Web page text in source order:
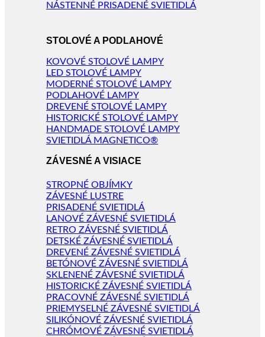
NÁSTENNÉ PRISADENÉ SVIETIDLÁ
STOLOVÉ A PODLAHOVÉ
KOVOVÉ STOLOVÉ LAMPY
LED STOLOVÉ LAMPY
MODERNÉ STOLOVÉ LAMPY
PODLAHOVÉ LAMPY
DREVENÉ STOLOVÉ LAMPY
HISTORICKÉ STOLOVÉ LAMPY
HANDMADE STOLOVÉ LAMPY
SVIETIDLÁ MAGNETICO®
ZÁVESNÉ A VISIACE
STROPNÉ OBJÍMKY
ZÁVESNÉ LUSTRE
PRISADENÉ SVIETIDLÁ
LANOVÉ ZÁVESNÉ SVIETIDLÁ
RETRO ZÁVESNÉ SVIETIDLÁ
DETSKÉ ZÁVESNÉ SVIETIDLÁ
DREVENÉ ZÁVESNÉ SVIETIDLÁ
BETÓNOVÉ ZÁVESNÉ SVIETIDLÁ
SKLENENÉ ZÁVESNÉ SVIETIDLÁ
HISTORICKÉ ZÁVESNÉ SVIETIDLÁ
PRACOVNÉ ZÁVESNÉ SVIETIDLÁ
PRIEMYSELNÉ ZÁVESNÉ SVIETIDLÁ
SILIKÓNOVÉ ZÁVESNÉ SVIETIDLÁ
CHRÓMOVÉ ZÁVESNÉ SVIETIDLÁ